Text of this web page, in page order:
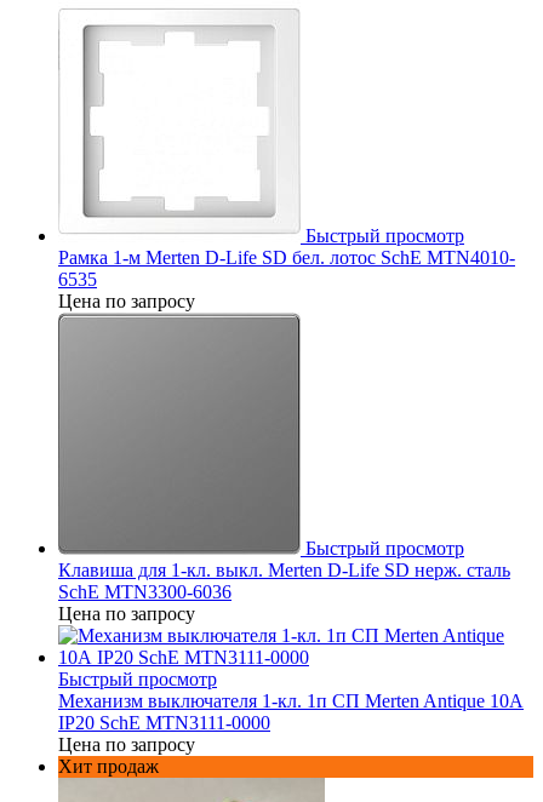
Быстрый просмотр
Рамка 1-м Merten D-Life SD бел. лотос SchE MTN4010-
6535
Цена по запросу
Быстрый просмотр
Клавиша для 1-кл. выкл. Merten D-Life SD нерж. сталь
SchE MTN3300-6036
Цена по запросу
Быстрый просмотр
Механизм выключателя 1-кл. 1п СП Merten Antique 10А
IP20 SchE MTN3111-0000
Цена по запросу
Хит продаж